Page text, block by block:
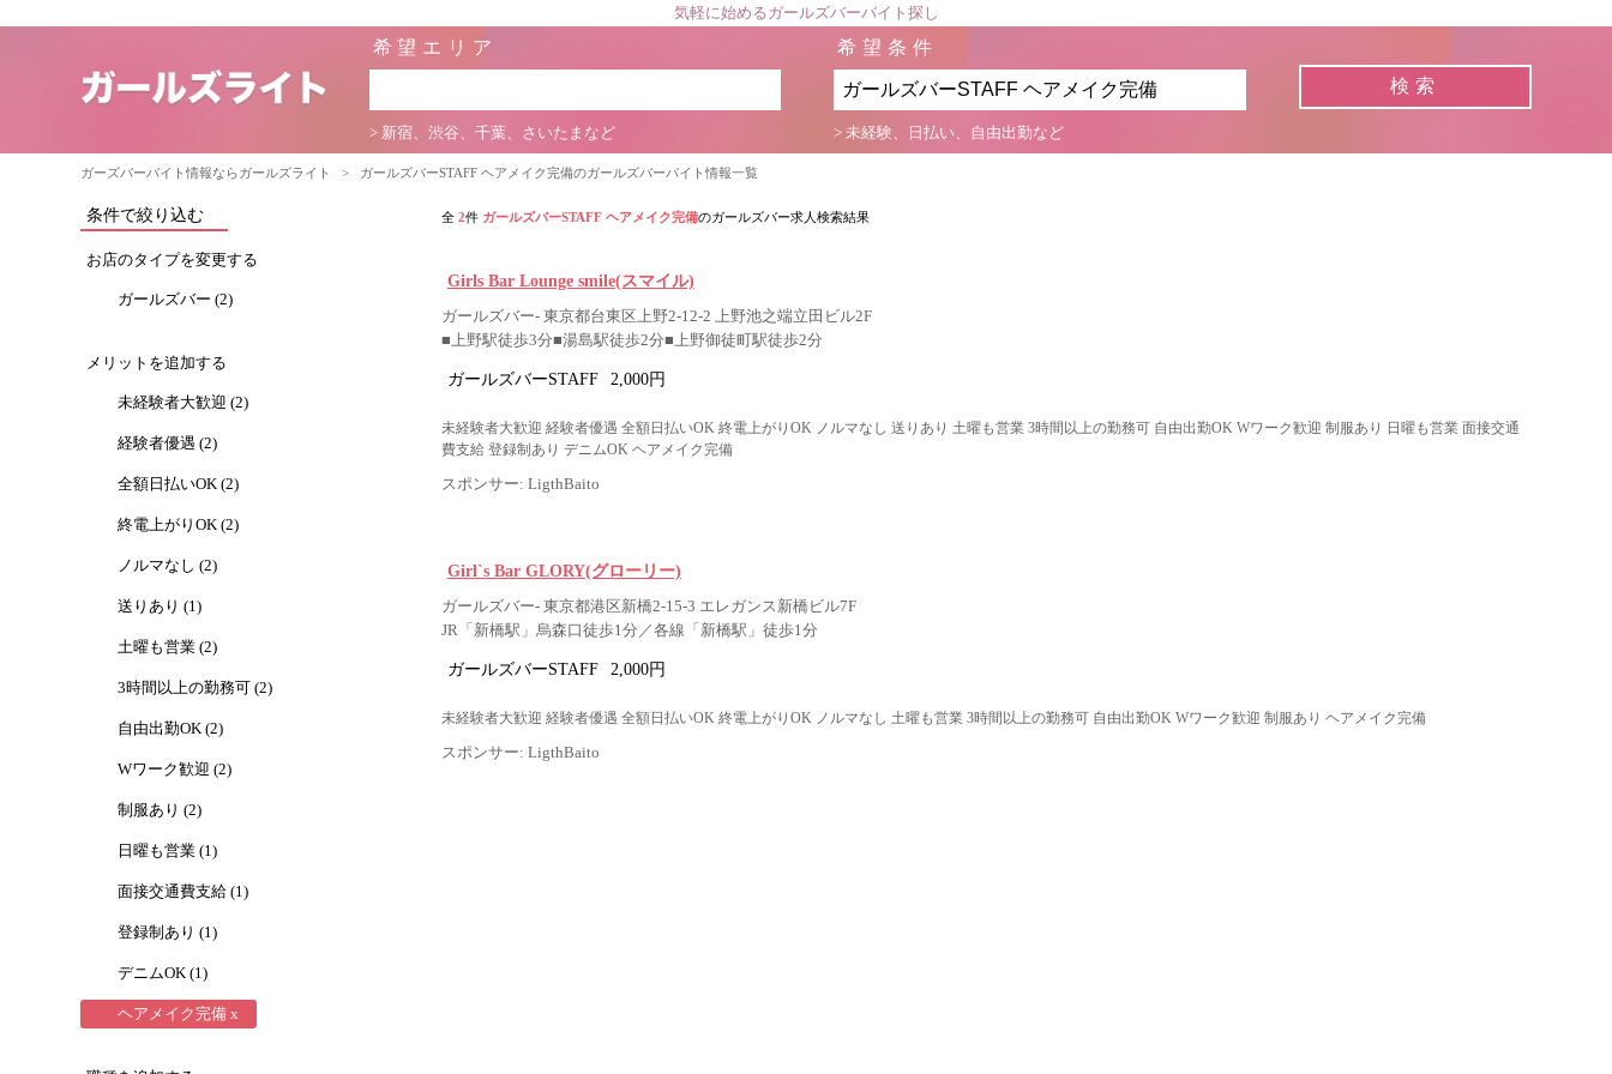
気軽に始めるガールズバーバイト探し
希望エリア
> 新宿、渋谷、千葉、さいたまなど
希望条件
> 未経験、日払い、自由出勤など
ガーズバーバイト情報ならガールズライト > ガールズバーSTAFF ヘアメイク完備のガールズバーバイト情報一覧
条件で絞り込む
お店のタイプを変更する
ガールズバー (2)
メリットを追加する
未経験者大歓迎 (2)
経験者優遇 (2)
全額日払いOK (2)
終電上がりOK (2)
ノルマなし (2)
送りあり (1)
土曜も営業 (2)
3時間以上の勤務可 (2)
自由出勤OK (2)
Wワーク歓迎 (2)
制服あり (2)
日曜も営業 (1)
面接交通費支給 (1)
登録制あり (1)
デニムOK (1)
ヘアメイク完備 x
全 2件 ガールズバーSTAFF ヘアメイク完備のガールズバー求人検索結果
Girls Bar Lounge smile(スマイル)
ガールズバー- 東京都台東区上野2-12-2 上野池之端立田ビル2F
■上野駅徒歩3分■湯島駅徒歩2分■上野御徒町駅徒歩2分
ガールズバーSTAFF 2,000円
未経験者大歓迎 経験者優遇 全額日払いOK 終電上がりOK ノルマなし 送りあり 土曜も営業 3時間以上の勤務可 自由出勤OK Wワーク歓迎 制服あり 日曜も営業 面接交通
費支給 登録制あり デニムOK ヘアメイク完備
スポンサー: LigthBaito
Girl`s Bar GLORY(グローリー)
ガールズバー- 東京都港区新橋2-15-3 エレガンス新橋ビル7F
JR「新橋駅」烏森口徒歩1分／各線「新橋駅」徒歩1分
ガールズバーSTAFF 2,000円
未経験者大歓迎 経験者優遇 全額日払いOK 終電上がりOK ノルマなし 土曜も営業 3時間以上の勤務可 自由出勤OK Wワーク歓迎 制服あり ヘアメイク完備
スポンサー: LigthBaito